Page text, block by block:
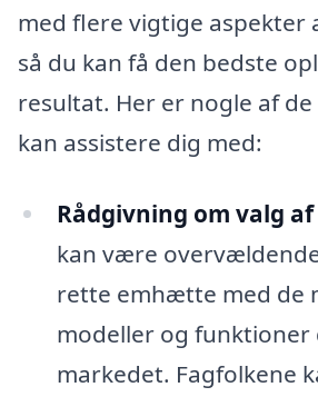
med flere vigtige aspekter
så du kan få den bedste
resultat. Her er nogle af
kan assistere dig med:
Rådgivning om valg
kan være
rette emhætte med de
modeller og funktioner
markedet. Fagfolkene